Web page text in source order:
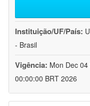
Instituição/UF/País:
- Brasil
Vigência: Mon Dec
00:00:00 BRT 2026